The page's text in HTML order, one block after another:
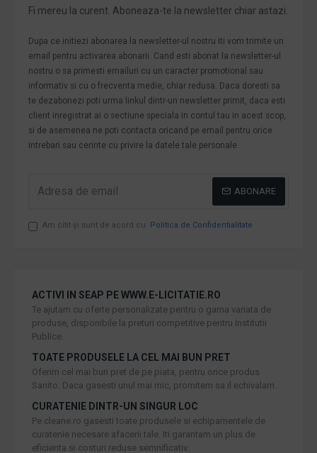
Fi mereu la curent. Aboneaza-te la newsletter chiar astazi.
Dupa ce initiezi abonarea la newsletter-ul nostru iti vom trimite un
email pentru activarea abonarii. Cand esti abonat la newsletter-ul
nostru o sa primesti emailuri cu un caracter promotional sau
informativ si cu o frecventa medie, chiar redusa. Daca doresti sa
te dezabonezi poti urma linkul dintr-un newsletter primit, daca esti
client inregistrat ai o sectiune speciala in contul tau in acest scop,
si de asemenea ne poti contacta oricand pe email pentru orice
intrebari sau cerinte cu privire la datele tale personale.
ABONARE
Am citit şi sunt de acord cu Politica de Confidentialitate
ACTIVI IN SEAP PE WWW.E-LICITATIE.RO
Te ajutam cu oferte personalizate pentru o gama variata de
produse, disponibile la preturi competitive pentru Institutii
Publice.
TOATE PRODUSELE LA CEL MAI BUN PRET
Oferim cel mai bun pret de pe piata, pentru orice produs
Sanito. Daca gasesti unul mai mic, promitem sa il echivalam.
CURATENIE DINTR-UN SINGUR LOC
Pe cleane.ro gasesti toate produsele si echipamentele de
curatenie necesare afacerii tale. Iti garantam un plus de
eficienta si costuri reduse semnificativ.